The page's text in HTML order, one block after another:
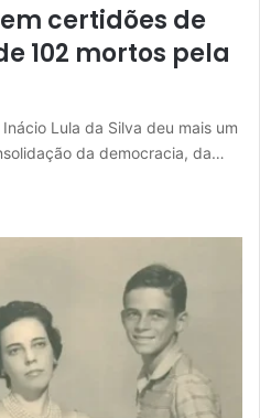
certidões de
102 mortos pela
Lula da Silva deu mais um
da democracia, da…